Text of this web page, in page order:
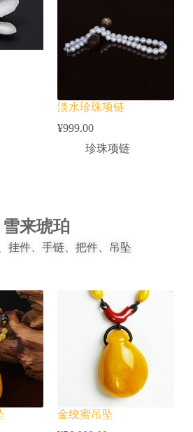
淡水珍珠项链
¥999.00
珍珠项链
雪来琥珀
挂件、手链、把件、吊坠
金绞蜜吊坠